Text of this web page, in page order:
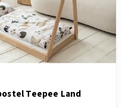
Teepee Land